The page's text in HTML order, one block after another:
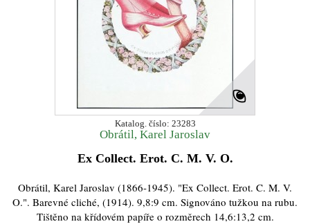
Katalog. číslo: 23283
Obrátil, Karel Jaroslav
Ex Collect. Erot. C. M. V. O.
Obrátil, Karel Jaroslav (1866-1945). "Ex Collect. Erot. C. M. V.
O.". Barevné cliché, (1914). 9,8:9 cm. Signováno tužkou na rubu.
Tištěno na křídovém papíře o rozměrech 14,6:13,2 cm.